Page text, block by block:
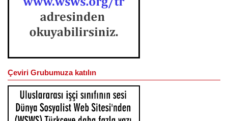
Çeviri Grubumuza katılın